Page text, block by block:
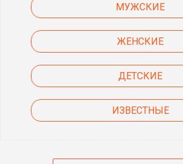
МУЖСКИЕ
ЖЕНСКИЕ
ДЕТСКИЕ
ИЗВЕСТНЫЕ